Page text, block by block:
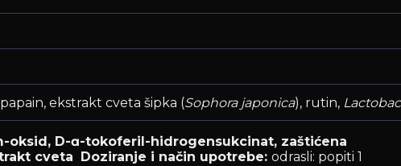
ekstrakt cveta šipka (Sophora japonica), rutin,
oksid, D-ɑ-tokoferil-hidrogensukcinat, zaštićena
cveta Doziranje i način upotrebe: odrasli: popiti 1